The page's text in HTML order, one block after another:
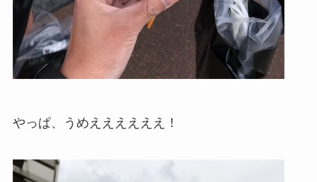
やっぱ、うめええええええ！